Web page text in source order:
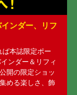
ンダー、リフ
本誌限定ポー
ンダー＆リフィ
開の限定ショッ
める楽しさ、飾